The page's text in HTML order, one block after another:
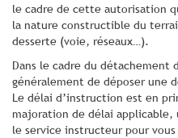
le cadre de cette autorisation
la nature constructible du
desserte (voie, réseaux…).
Dans le cadre du détachement
généralement de déposer une
Le délai d’instruction est en
majoration de délai applicable,
le service instructeur pour